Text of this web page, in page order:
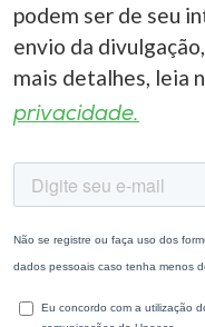
podem ser de seu
envio da
mais detalhes, leia
privacidade.